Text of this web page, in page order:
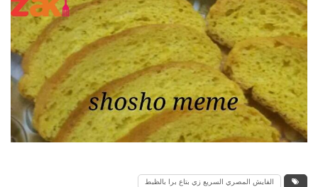
الفايش المصري السريع زي بتاع برا بالظبط